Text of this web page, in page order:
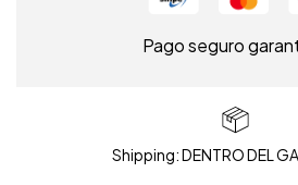
Pago seguro
Shipping: DENTRO DEL